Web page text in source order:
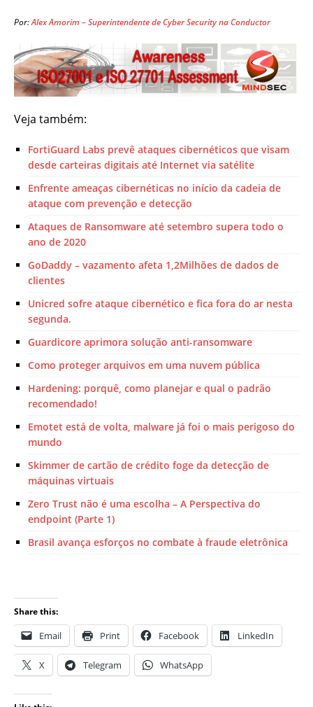
Por:Alex Amorim – Superintendente de Cyber Security na Conductor
Veja também:
FortiGuard Labs prevê ataques cibernéticos que visam
desde carteiras digitais até Internet via satélite
Enfrente ameaças cibernéticas no início da cadeia de
ataque com prevenção e detecção
Ataques de Ransomware até setembro supera todo o
ano de 2020
GoDaddy – vazamento afeta 1,2Milhões de dados de
clientes
Unicred sofre ataque cibernético e fica fora do ar nesta
segunda.
Guardicore aprimora solução anti-ransomware
Como proteger arquivos em uma nuvem pública
Hardening: porquê, como planejar e qual o padrão
recomendado!
Emotet está de volta, malware já foi o mais perigoso do
mundo
Skimmer de cartão de crédito foge da detecção de
máquinas virtuais
Zero Trust não é uma escolha – A Perspectiva do
endpoint (Parte 1)
Brasil avança esforços no combate à fraude eletrônica
Share this:
Email Print Facebook LinkedIn
X Telegram WhatsApp